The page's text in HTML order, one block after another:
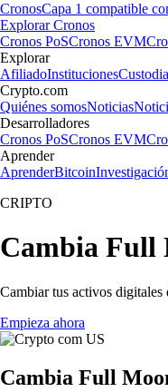
CronosCapa 1 compatible
Explorar Cronos
Cronos PoSCronos EVM
Explorar
AfiliadoInstitucionesCustodia
Crypto.com
Quiénes somosNoticias
Desarrolladores
Cronos PoSCronos EVM
Aprender
AprenderBitcoin
CRIPTO
Cambia Full
Cambiar tus activos
Empieza ahora
Cambia Full